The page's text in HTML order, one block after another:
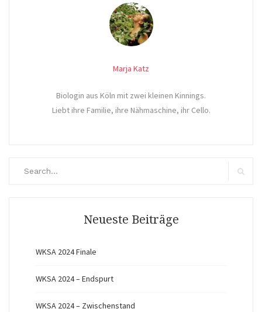
Marja Katz
Biologin aus Köln mit zwei kleinen Kinnings.
Liebt ihre Familie, ihre Nähmaschine, ihr Cello.
Neueste Beiträge
WKSA 2024 Finale
WKSA 2024 – Endspurt
WKSA 2024 – Zwischenstand